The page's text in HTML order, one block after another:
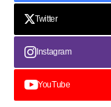
Twitter
Instagram
YouTube